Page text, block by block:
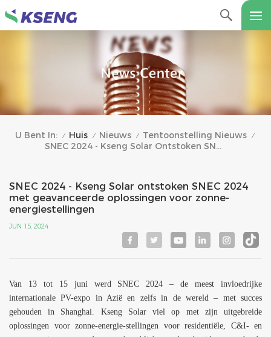
U Bent In: / Huis / Nieuws / Tentoonstelling Nieuws /
SNEC 2024 - Kseng Solar Ontstoken SNEC 2024 Met Geavanceerde Oplossingen Voor Zonne-Energiestellingen
SNEC 2024 - Kseng Solar ontstoken SNEC 2024
met geavanceerde oplossingen voor zonne-
energiestellingen
JUN 15, 2024
Van 13 tot 15 juni werd SNEC 2024 – de meest invloedrijke
internationale PV-expo in Azië en zelfs in de wereld – met succes
gehouden in Shanghai. Kseng Solarviel op met zijn uitgebreide
oplossingen voor zonne-energie-stellingen voor residentiële, C&I- en